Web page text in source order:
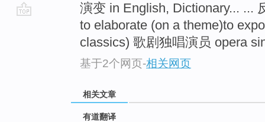
演变 in English, Dictionary... ...
to elaborate (on a theme)to
classics) 歌剧独唱演员 opera
基于2个网页-相关网页
相关文章
有道翻译